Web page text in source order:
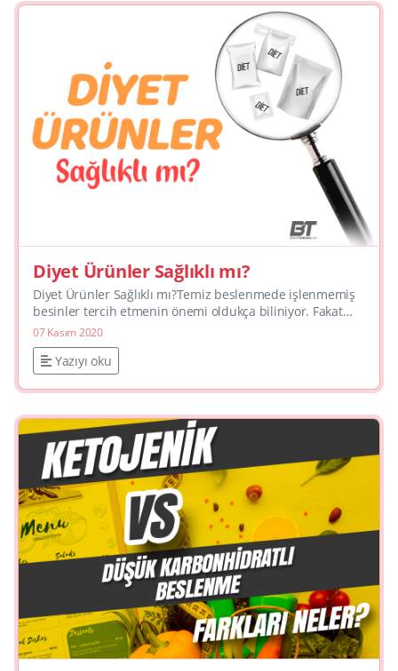
Diyet Ürünler Sağlıklı mı?
Diyet Ürünler Sağlıklı mı?Temiz beslenmede işlenmemiş
besinler tercih etmenin önemi oldukça biliniyor. Fakat
gün içinde birçok paketli gıdayı tüketmeye de devam
edi...
07 Kasım 2020
Yazıyı oku